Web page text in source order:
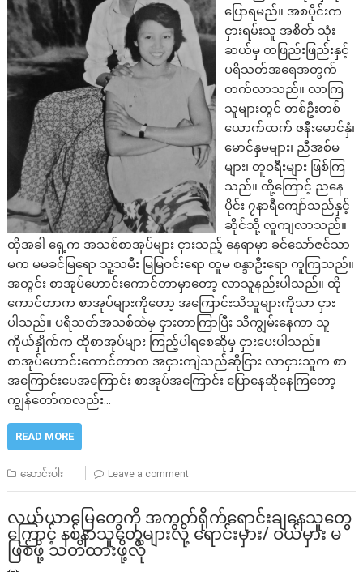
ပြောရမည်။ အစပိုင်းက
ငှားရမ်းသူ အစိတ် သုံး
ဆယ်မှ တဖြည်းဖြည်းနှင့်
ပရိသတ်အရေအတွက်
တက်လာသည်။ လာကြ
သူများတွင် တစ်ဦးတစ်
ယောက်ထက် ဇနီးမောင်နှံ၊
မောင်နှမများ၊ ညီအစ်မ
များ၊ တူဝရီးများ ဖြစ်ကြ
သည်။ ထို့ကြောင့် ညနေ
ပိုင်း ၇နာရီကျော်သည်နှင့်
ဆိုင်သို့ လူကျလာသည်။
ထိုအခါ ရှေ့က အသစ်စာအုပ်များ ငှားသည့် နေရာမှာ ခင်သော်ဇင်သာ
မက မမခင်မြရော သူ့သမီး မြမြဝင်းရော တူမ စန္ဒာဦးရော ကူကြသည်။
အတွင်း စာအုပ်ဟောင်းကောင်တာမှာတော့ လာသူနည်းပါသည်။ ထို
ကောင်တာက စာအုပ်များကိုတော့ အကြောင်းသိသူများကိုသာ ငှား
ပါသည်။ ပရိသတ်အသစ်ထဲမှ ငှားတာကြာပြီး သိကျွမ်းနေကာ သူ
ကိုယ်နှိုက်က ထိုစာအုပ်များ ကြည့်ပါရစေဆိုမှ ငှားပေးပါသည်။
စာအုပ်ဟောင်းကောင်တာက အငှားကျဲသည်ဆိုငြား လာငှားသူက စာ
အကြောင်းပေအကြောင်း စာအုပ်အကြောင်း ပြောနေဆိုနေကြတော့
ကျွန်တော်ကလည်း…
READ MORE
ဆောင်းပါး Leave a comment
လယ်ယာမြေတွေကို အကွက်ရိုက်ရောင်းချနေသူတွေ
ကြောင့် နစ်နာသူတွေများလို့ ရောင်းမှား/ ဝယ်မှား မ
ဖြစ်ဖို့ သတိထားဖို့လို